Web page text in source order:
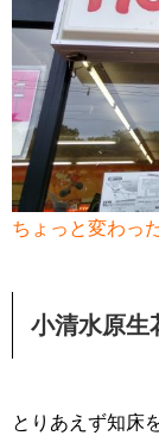
ちょっと変わっ
小清水原生
とりあえず知床